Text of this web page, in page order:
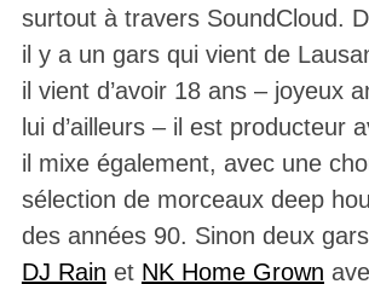
surtout à travers SoundCloud.
il y a un gars qui vient de
il vient d’avoir 18 ans – joyeux
lui d’ailleurs – il est producteur
il mixe également, avec une
sélection de morceaux deep
des années 90. Sinon deux
DJ Rain et NK Home Grown